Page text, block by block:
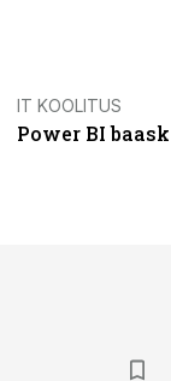
IT KOOLITUS
Power BI